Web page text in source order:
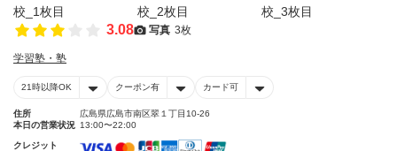
3.08 写真 3枚
学習塾・塾
21時以降OK クーポン有 カード可
住所
広島県広島市南区翠１丁目10-26
本日の営業状況 13:00〜22:00
クレジット